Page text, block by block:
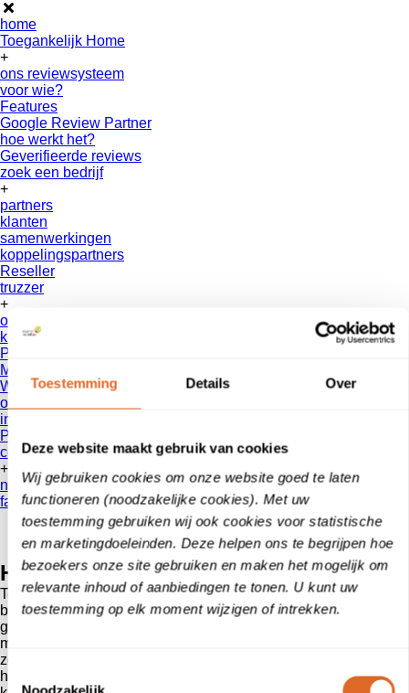
Toestemming Details Over
Deze website maakt gebruik van cookies
Wij gebruiken cookies om onze website goed te laten
functioneren (noodzakelijke cookies). Met uw
toestemming gebruiken wij ook cookies voor statistische
en marketingdoeleinden. Deze helpen ons te begrijpen hoe
bezoekers onze site gebruiken en maken het mogelijk om
relevante inhoud of aanbiedingen te tonen. U kunt uw
toestemming op elk moment wijzigen of intrekken.
Toestemmingsselectie
Noodzakelijk
home
Toegankelijk Home
+
ons reviewsysteem
voor wie?
Features
Google Review Partner
hoe werkt het?
Geverifieerde reviews
zoek een bedrijf
+
partners
klanten
samenwerkingen
koppelingspartners
Reseller
truzzer
+
over ons
klanten
Patientenvertellen
Mobiliteit
Werken bij
onze reviews
informatie voor consumenten
Privacy Beleid
contact
+
nieuws
faq
Hoe werkt het?
Tevreden klanten zijn de beste ambassadeurs. Het
beoordelingssysteem van klantenvertellenis laagdrempelig en
gebruiksvriendelijk. Wij doen er alles aan om een zo hoog
mogelijke respons te realiseren onder je klanten. Om ervoor te
zorgen dat ons systeem zo effectief mogelijk wordt gebruikt
helpt een specialist van klanten
al onze nieuwe